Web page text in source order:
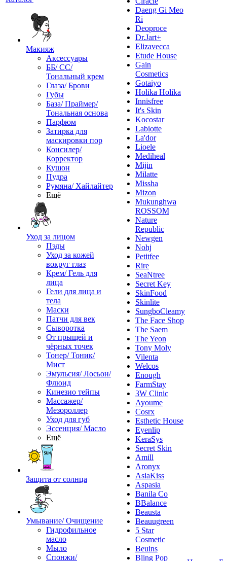
Макияж
Аксессуары
ББ/ СС/
Тональный крем
Глаза/ Брови
Губы
База/ Праймер/
Тональная основа
Парфюм
Затирка для
маскировки пор
Консилер/
Корректор
Кушон
Пудра
Румяна/ Хайлайтер
Ещё
Уход за лицом
Пэды
Уход за кожей
вокруг глаз
Крем/ Гель для
лица
Гели для лица и
тела
Маски
Патчи для век
Сыворотка
От прыщей и
чёрных точек
Тонер/ Тоник/
Мист
Эмульсия/ Лосьон/
Флюид
Кинезио тейпы
Массажер/
Мезороллер
Уход для губ
Эссенция/ Масло
Ещё
Защита от солнца
Умывание/ Очищение
Гидрофильное
масло
Мыло
Спонжи/
Daeng Gi Meo
Ri
Deoproce
Dr.Jart+
Elizavecca
Etude House
Gain
Cosmetics
Gotaiyo
Holika Holika
Innisfree
It's Skin
Kocostar
Labiotte
La'dor
Lioele
Mediheal
Mijin
Milatte
Missha
Mizon
Mukunghwa
ROSSOM
Nature
Republic
Newgen
Nohj
Petitfee
Rire
SeaNtree
Secret Key
SkinFood
Skinlite
SungboCleamy
The Face Shop
The Saem
The Yeon
Tony Moly
Vilenta
Welcos
Enough
FarmStay
3W Clinic
Ayoume
Cosrx
Esthetic House
Eyenlip
KeraSys
Secret Skin
Amill
Aronyx
AsiaKiss
Aspasia
Banila Co
BBalance
Beausta
Beauugreen
5 Star
Cosmetic
Beuins
Bling Pop